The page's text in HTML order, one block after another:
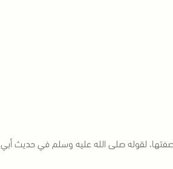
لقوله صلى الله عليه وسلم في حديث أبي